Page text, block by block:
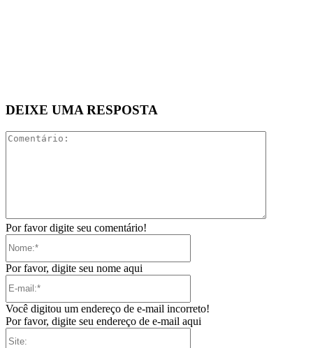
DEIXE UMA RESPOSTA
Por favor digite seu comentário!
Por favor, digite seu nome aqui
Você digitou um endereço de e-mail incorreto!
Por favor, digite seu endereço de e-mail aqui